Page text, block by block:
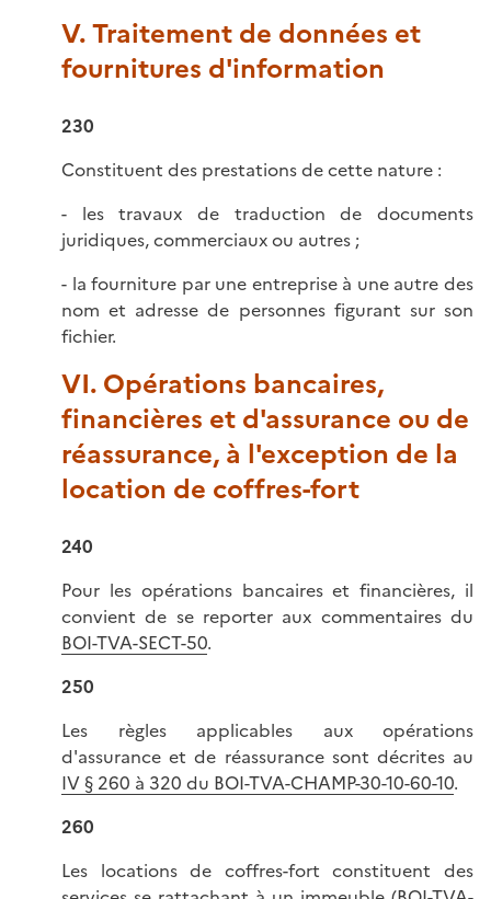
V. Traitement de données et
fournitures d'information
230
Constituent des prestations de cette nature :
- les travaux de traduction de documents
juridiques, commerciaux ou autres ;
- la fourniture par une entreprise à une autre des
nom et adresse de personnes figurant sur son
fichier.
VI. Opérations bancaires,
financières et d'assurance ou de
réassurance, à l'exception de la
location de coffres-fort
240
Pour les opérations bancaires et financières, il
convient de se reporter aux commentaires du
BOI-TVA-SECT-50.
250
Les règles applicables aux opérations
d'assurance et de réassurance sont décrites au
IV § 260 à 320 du BOI-TVA-CHAMP-30-10-60-10.
260
Les locations de coffres-fort constituent des